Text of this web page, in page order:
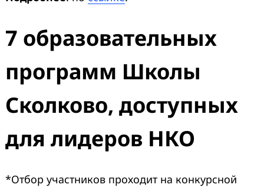
7 образовательных
программ Школы
Сколково, доступных
для лидеров НКО
*Отбор участников проходит на конкурсной